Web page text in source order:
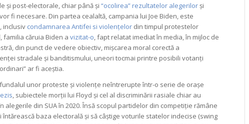
și post-electorale, chiar până și “ocolirea” rezultatelor alegerilorși
fi necesare. Din partea cealaltă, campania lui Joe Biden, este
inclusiv condamnarea Antifei si violențelor din timpul protestelor
familia căruia Biden a vizitat-o , fapt relatat imediat în media, în mijloc de
din punct de vedere obiectiv, mișcarea moral corectă a
stradale și banditismului, uneori tocmai printre posibili votanți
ar fi aceștia.
unor proteste și violențe neîntrerupte într-o serie de orașe
, subiectele morții lui Floyd și cel al discriminării rasiale chiar au
din SUA în 2020. Însă scopul partidelor din competiție rămâne
întărească baza electorală și să câștige voturile statelor indecise (swing